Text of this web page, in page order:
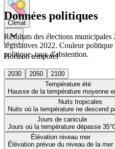
Climat
Horizon temporel
2030 2050
2100
Température été
Hausse de la température moyenne
Nuits tropicales
Nuits où la température ne descend
Jours de canicule
Jours où la température dépasse
Élévation niveau mer
Élévation prévue du niveau de la mer
Données politiques
Résultats des élections
législatives 2022. Couleur
politique, taux d'abstention.